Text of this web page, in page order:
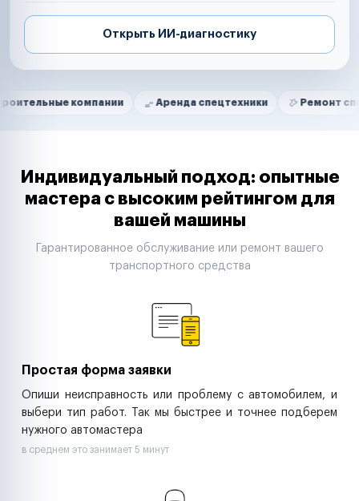
Открыть ИИ-диагностику
Нам доверяют
компании Аренда спецтехники Ремонт спецтехники
Маркетплейсы
Таксопарки
Автодилеры
Строительные компании
Аренда спецтехники
Индивидуальный подход: опытные
мастера с высоким рейтингом для
вашей машины
Гарантированное обслуживание или ремонт вашего
транспортного средства
Простая форма заявки
Опиши неисправность или проблему с автомобилем, и
выбери тип работ. Так мы быстрее и точнее подберем
нужного автомастера
в среднем это занимает 5 минут